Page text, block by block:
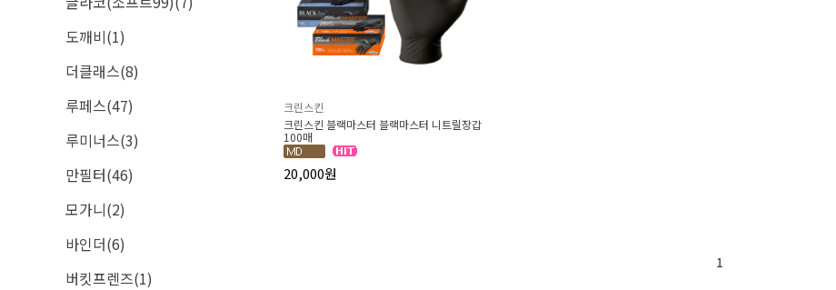
도깨비(1)
더클래스(8)
루페스(47)
루미너스(3)
만필터(46)
모가니(2)
바인더(6)
버킷프렌즈(1)
크린스킨
크린스킨 블랙마스터 블랙마스터 니트릴장갑
100매
20,000원
1